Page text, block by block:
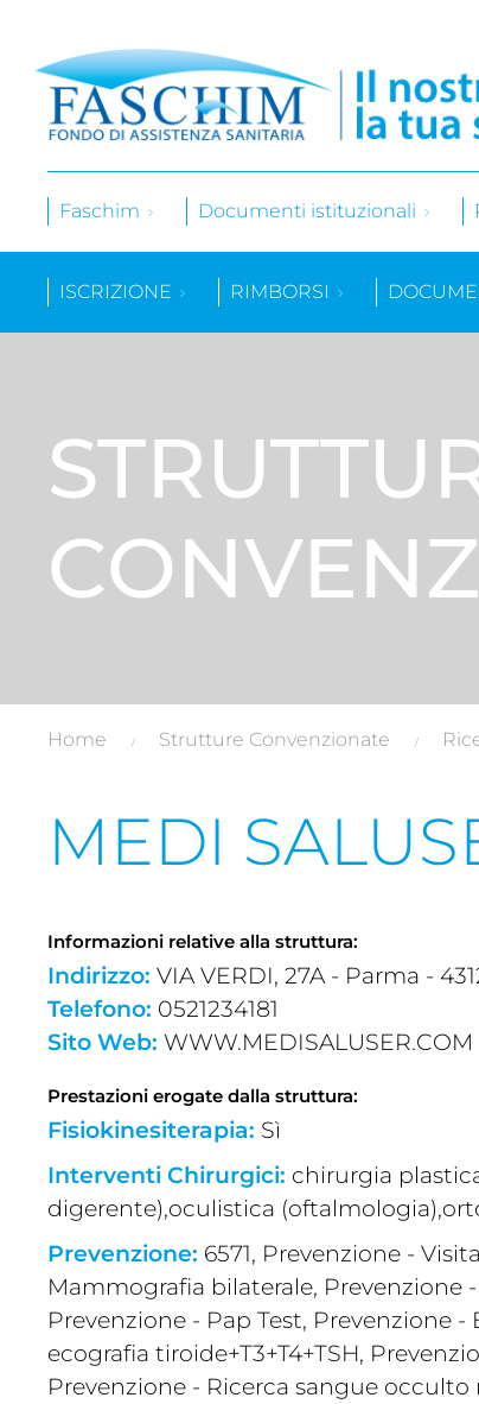
Faschim Documenti istituzionali
ISCRIZIONE RIMBORSI
Home Strutture Convenzionate
MEDI
Informazioni relative alla struttura:
Indirizzo: VIA VERDI, 27A - Parma -
Telefono: 0521234181
Sito Web: WWW.MEDISALUSER.COM
Prestazioni erogate dalla struttura:
Fisiokinesiterapia: Sì
Interventi Chirurgici: chirurgia
digerente),oculistica
Prevenzione: 6571, Prevenzione -
Mammografia bilaterale, Prevenzione
Prevenzione - Pap Test, Prevenzione
ecografia tiroide+T3+T4+TSH,
Prevenzione - Ricerca sangue